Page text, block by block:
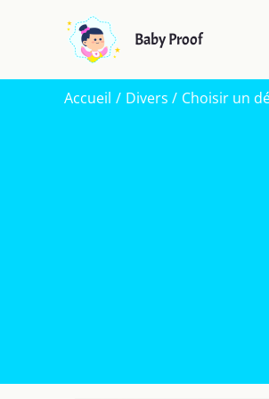
Baby Proof
Accueil Divers Choisir un